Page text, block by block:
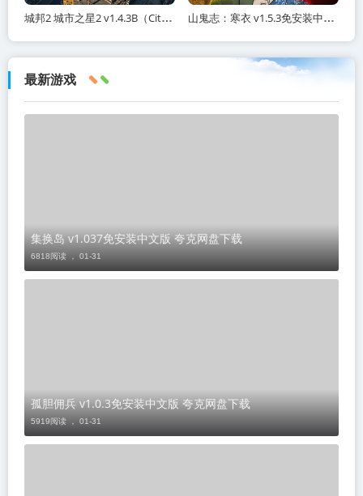
城邦2 城市之星2 v1.4.3B（Citystate II）免安装中文版 山鬼志：寒衣 v1.5.3免安装中文版 夸克网盘下载
最新游戏
集换岛 v1.037免安装中文版 夸克网盘下载
6818阅读 ， 01-31
孤胆佣兵 v1.0.3免安装中文版 夸克网盘下载
5919阅读 ， 01-31